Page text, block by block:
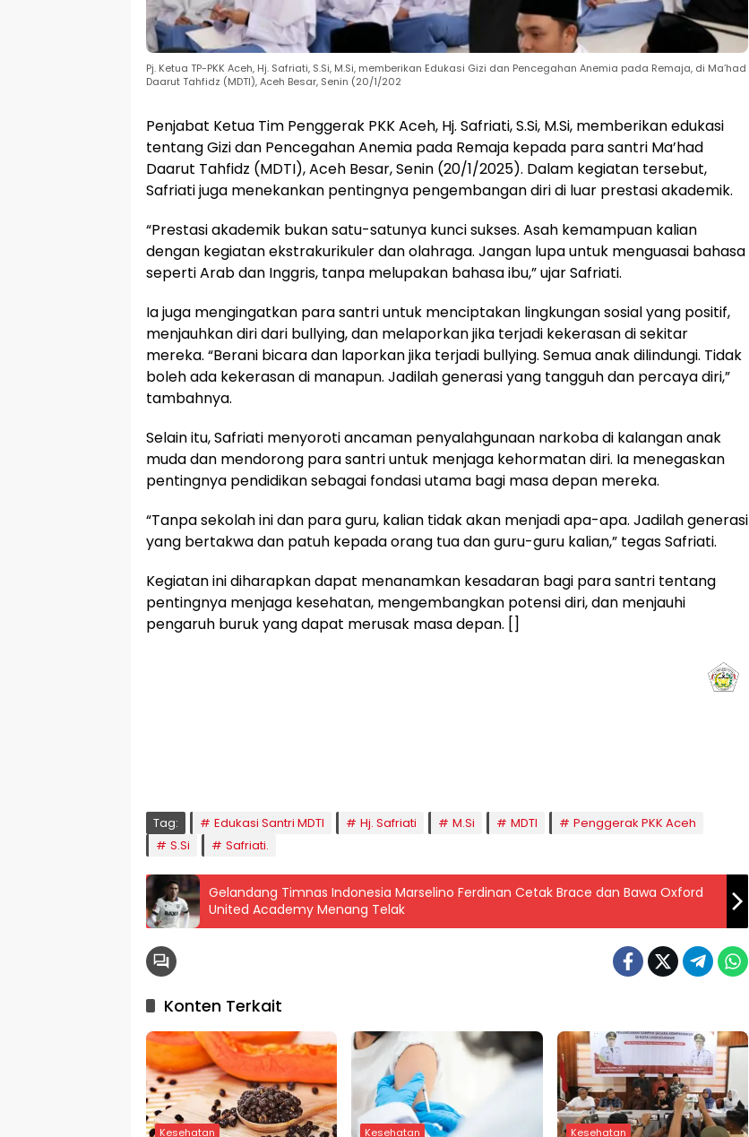
Pj. Ketua TP-PKK Aceh, Hj. Safriati, S.Si, M.Si, memberikan Edukasi Gizi dan Pencegahan Anemia pada Remaja, di Ma’had
Daarut Tahfidz (MDTI), Aceh Besar, Senin (20/1/202
Penjabat Ketua Tim Penggerak PKK Aceh, Hj. Safriati, S.Si, M.Si, memberikan edukasi
tentang Gizi dan Pencegahan Anemia pada Remaja kepada para santri Ma’had
Daarut Tahfidz (MDTI), Aceh Besar, Senin (20/1/2025). Dalam kegiatan tersebut,
Safriati juga menekankan pentingnya pengembangan diri di luar prestasi akademik.
“Prestasi akademik bukan satu-satunya kunci sukses. Asah kemampuan kalian
dengan kegiatan ekstrakurikuler dan olahraga. Jangan lupa untuk menguasai bahasa
seperti Arab dan Inggris, tanpa melupakan bahasa ibu,” ujar Safriati.
Ia juga mengingatkan para santri untuk menciptakan lingkungan sosial yang positif,
menjauhkan diri dari bullying, dan melaporkan jika terjadi kekerasan di sekitar
mereka. “Berani bicara dan laporkan jika terjadi bullying. Semua anak dilindungi. Tidak
boleh ada kekerasan di manapun. Jadilah generasi yang tangguh dan percaya diri,”
tambahnya.
Selain itu, Safriati menyoroti ancaman penyalahgunaan narkoba di kalangan anak
muda dan mendorong para santri untuk menjaga kehormatan diri. Ia menegaskan
pentingnya pendidikan sebagai fondasi utama bagi masa depan mereka.
“Tanpa sekolah ini dan para guru, kalian tidak akan menjadi apa-apa. Jadilah generasi
yang bertakwa dan patuh kepada orang tua dan guru-guru kalian,” tegas Safriati.
Kegiatan ini diharapkan dapat menanamkan kesadaran bagi para santri tentang
pentingnya menjaga kesehatan, mengembangkan potensi diri, dan menjauhi
pengaruh buruk yang dapat merusak masa depan. []
Tag: Edukasi Santri MDTI Hj. Safriati M.Si MDTI
Penggerak PKK Aceh
S.Si
Safriati.
Gelandang Timnas Indonesia Marselino Ferdinan Cetak Brace dan Bawa Oxford
United Academy Menang Telak
Konten Terkait
Kesehatan Kesehatan Kesehatan